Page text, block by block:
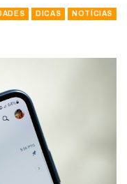
DICAS NOTÍCIAS